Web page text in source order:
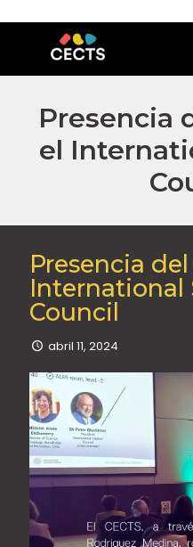
Presencia
el
Presencia del
International
Council
abril 11, 2024